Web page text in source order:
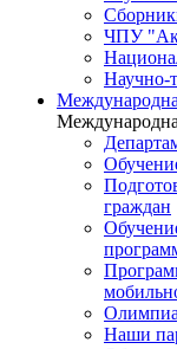
ЧПУ
Научно-
граждан
Наши